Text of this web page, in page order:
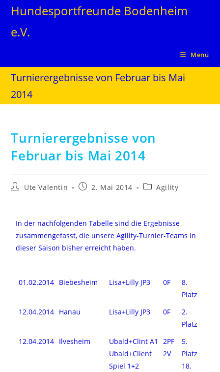
Hundesportfreunde Bodenheim
e.V.
Menü
Turnierergebnisse von Februar bis Mai
2014
Turnierergebnisse von
Februar bis Mai 2014
Ute Valentin 2. Mai 2014 Agility
In der nachfolgenden Tabelle sind die Ergebnisse
zusammengefasst, die unsere Agility-Turnier-Teams in
dieser Saison bisher erreicht haben.
01.02.2014 Biebesheim Lisa+Lilly JP3 0F
8.
Platz
12.04.2014
Hanau Lisa+Lilly JP3 0F
2.
Platz
12.04.2014
Ilvesheim
Ubald+Clint A1
Ubald+Client
Spiel 1+2
2PF
2V
5.
Platz
18.